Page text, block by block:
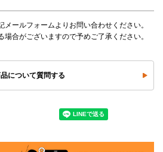
ールフォームよりお問い合わせください。
合がございますので予めご了承ください。
について質問する